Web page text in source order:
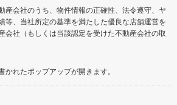
産会社のうち、物件情報の正確性、法令遵守、ヤ
等、当社所定の基準を満たした優良な店舗運営を
会社（もしくは当該認定を受けた不動産会社の取
れたポップアップが開きます。